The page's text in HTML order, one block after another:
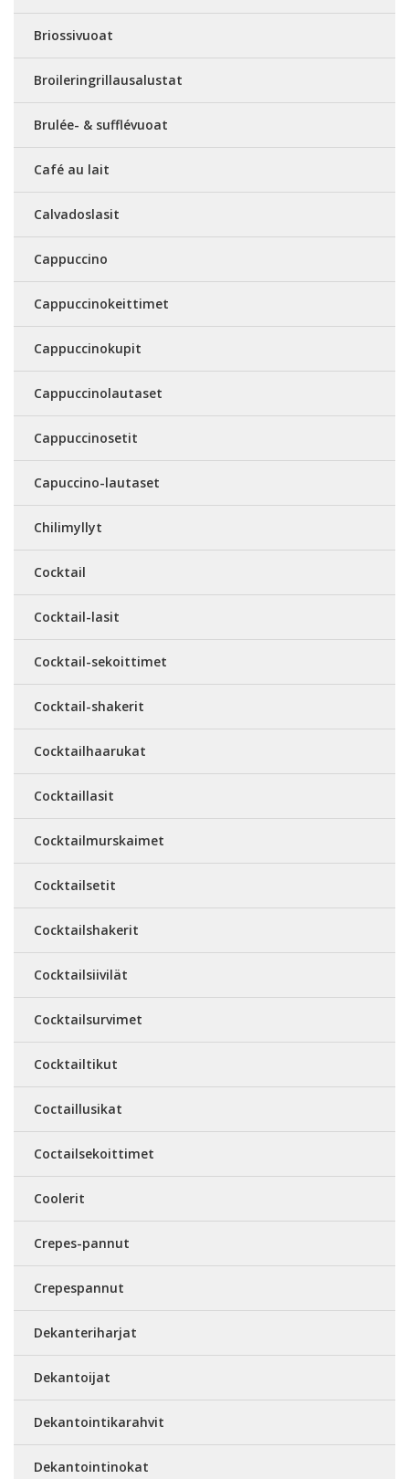
Briossivuoat
Broileringrillausalustat
Brulée- & sufflévuoat
Café au lait
Calvadoslasit
Cappuccino
Cappuccinokeittimet
Cappuccinokupit
Cappuccinolautaset
Cappuccinosetit
Capuccino-lautaset
Chilimyllyt
Cocktail
Cocktail-lasit
Cocktail-sekoittimet
Cocktail-shakerit
Cocktailhaarukat
Cocktaillasit
Cocktailmurskaimet
Cocktailsetit
Cocktailshakerit
Cocktailsiivilät
Cocktailsurvimet
Cocktailtikut
Coctaillusikat
Coctailsekoittimet
Coolerit
Crepes-pannut
Crepespannut
Dekanteriharjat
Dekantoijat
Dekantointikarahvit
Dekantointinokat